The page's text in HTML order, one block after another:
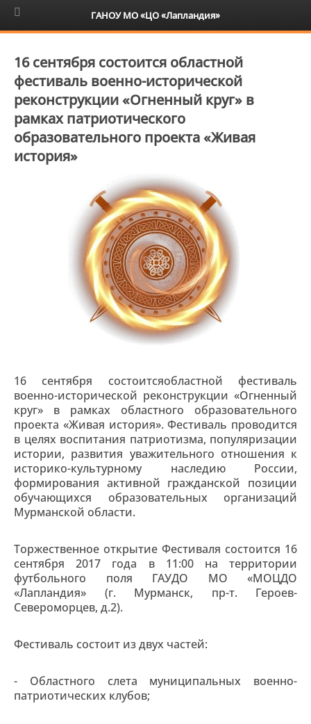
6+
16 сентября состоится областной
фестиваль военно-исторической
реконструкции «Огненный круг» в
рамках патриотического
образовательного проекта «Живая
история»
16 сентября состоитсяобластной фестиваль
военно-исторической реконструкции «Огненный
круг» в рамках областного образовательного
проекта «Живая история». Фестиваль проводится
в целях воспитания патриотизма, популяризации
истории, развития уважительного отношения к
историко-культурному наследию России,
формирования активной гражданской позиции
обучающихся образовательных организаций
Мурманской области.
Торжественное открытие Фестиваля состоится 16
сентября 2017 года в 11:00 на территории
футбольного поля ГАУДО МО «МОЦДО
«Лапландия» (г. Мурманск, пр-т. Героев-
Североморцев, д.2).
Фестиваль состоит из двух частей:
- Областного слета муниципальных военно-
патриотических клубов;
ГАНОУ МО «ЦО «Лапландия»